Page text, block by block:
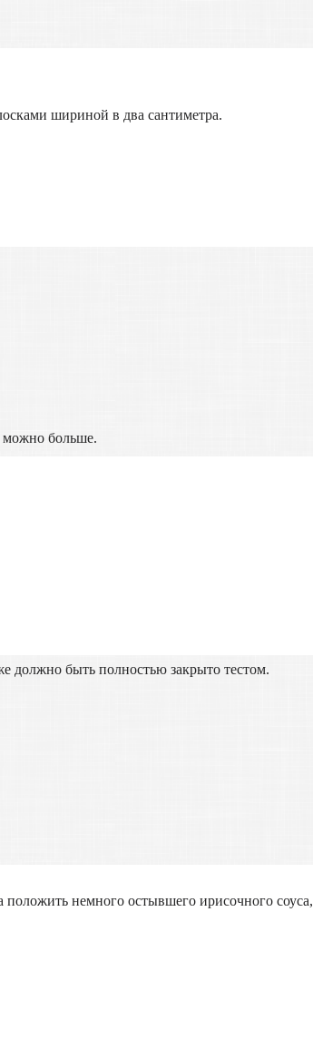
шириной в два сантиметра.
можно больше.
должно быть полностью закрыто тестом.
положить немного остывшего ирисочного соуса,